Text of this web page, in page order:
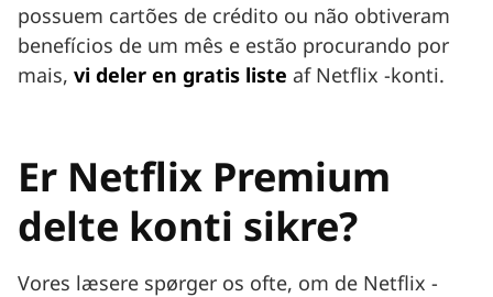
possuem cartões de crédito ou não obtiveram
benefícios de um mês e estão procurando por
mais, vi deler en gratis liste af Netflix -konti.
Er Netflix Premium
delte konti sikre?
Vores læsere spørger os ofte, om de Netflix -